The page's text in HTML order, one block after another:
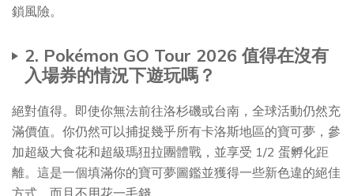
鎖風險。
2. Pokémon GO Tour 2026 值得在沒有
入場券的情況下遊玩嗎？
絕對值得。即使你無法前往洛杉磯或台南，全球活動仍然充
滿價值。你仍然可以捕捉幾乎所有卡洛斯地區的寶可夢，參
加超級大食花和超級瑪狃拉團體戰，並享受 1/2 蛋孵化距
離。這是一個填滿你的寶可夢圖鑑並獲得一些新色違的絕佳